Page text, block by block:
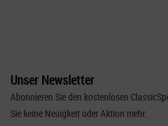
Unser Newsletter
Abonnieren Sie den kostenlosen
Sie keine Neuigkeit oder Aktion mehr.